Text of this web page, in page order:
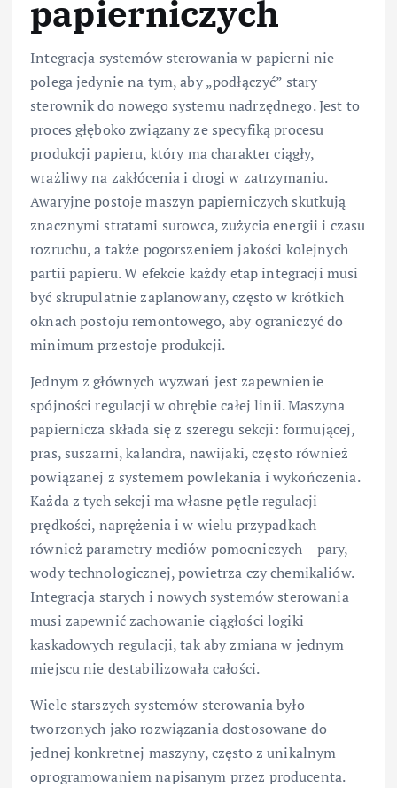
papierniczych
Integracja systemów sterowania w papierni nie
polega jedynie na tym, aby „podłączyć” stary
sterownik do nowego systemu nadrzędnego. Jest to
proces głęboko związany ze specyfiką procesu
produkcji papieru, który ma charakter ciągły,
wrażliwy na zakłócenia i drogi w zatrzymaniu.
Awaryjne postoje maszyn papierniczych skutkują
znacznymi stratami surowca, zużycia energii i czasu
rozruchu, a także pogorszeniem jakości kolejnych
partii papieru. W efekcie każdy etap integracji musi
być skrupulatnie zaplanowany, często w krótkich
oknach postoju remontowego, aby ograniczyć do
minimum przestoje produkcji.
Jednym z głównych wyzwań jest zapewnienie
spójności regulacji w obrębie całej linii. Maszyna
papiernicza składa się z szeregu sekcji: formującej,
pras, suszarni, kalandra, nawijaki, często również
powiązanej z systemem powlekania i wykończenia.
Każda z tych sekcji ma własne pętle regulacji
prędkości, naprężenia i w wielu przypadkach
również parametry mediów pomocniczych – pary,
wody technologicznej, powietrza czy chemikaliów.
Integracja starych i nowych systemów sterowania
musi zapewnić zachowanie ciągłości logiki
kaskadowych regulacji, tak aby zmiana w jednym
miejscu nie destabilizowała całości.
Wiele starszych systemów sterowania było
tworzonych jako rozwiązania dostosowane do
jednej konkretnej maszyny, często z unikalnym
oprogramowaniem napisanym przez producenta.